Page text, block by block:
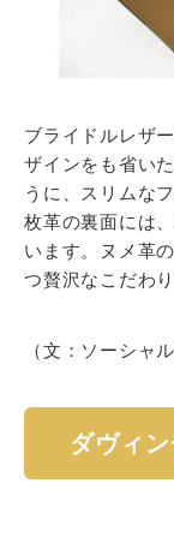
ブライドルレザ
ザインをも省い
うに、スリムな
枚革の裏面には
います。ヌメ革
つ贅沢なこだわり
（文：ソーシャ
ダヴィ